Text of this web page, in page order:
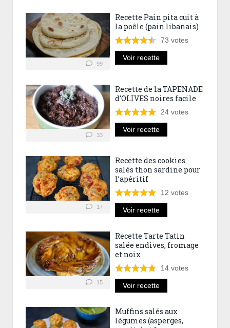
99
Recette Pain pita cuit à
la poêle (pain libanais)
73 votes
Voir recette
33
Recette de la TAPENADE
d’OLIVES noires facile
24 votes
Voir recette
17
Recette des cookies
salés thon sardine pour
l’apéritif
12 votes
Voir recette
15
Recette Tarte Tatin
salée endives, fromage
et noix
14 votes
Voir recette
Muffins salés aux
légumes (asperges,